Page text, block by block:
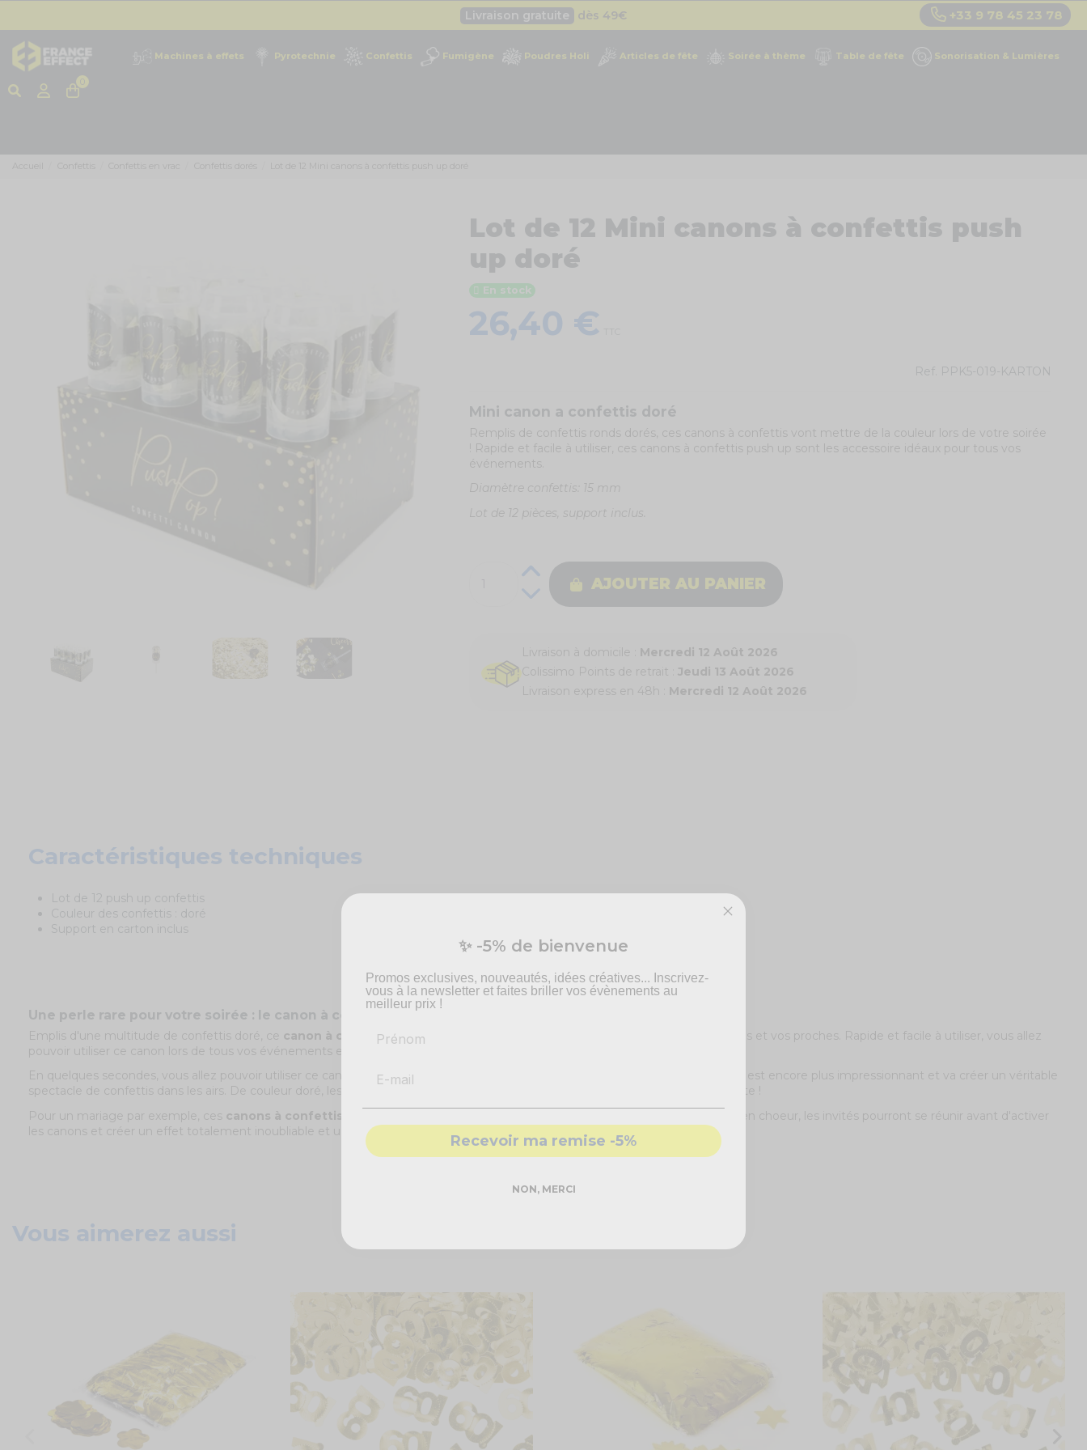
Livraison gratuite dès 49€
+33 9 78 45 23 78
Machines à effets Pyrotechnie Confettis Fumigène Poudres Holi Articles de fête Soirée à thème Table de fête Sonorisation & Lumières
Accueil Confettis Confettis en vrac Confettis dorés Lot de 12 Mini canons à confettis push up doré
Lot de 12 Mini canons à confettis push
up doré
En stock
26,40 €
Ref. PPK5-019-KARTON
Mini canon a confettis doré
Remplis de confettis ronds dorés, ces canons à confettis vont mettre de la couleur lors de votre soirée
! Rapide et facile à utiliser, ces canons à confettis push up sont les accessoire idéaux pour tous vos
événements.
Diamètre confettis: 15 mm
Lot de 12 pièces, support inclus.
AJOUTER AU PANIER
Livraison à domicile : Mercredi 12 Août 2026
Colissimo Points de retrait : Jeudi 13 Août 2026
Livraison express en 48h : Mercredi 12 Août 2026
Une perle rare pour votre soirée : le canon à confettis doré !
Emplis d'une multitude de confettis doré, ce canon à confettisva vous permettre d'en mettre plein les yeux à tous vos invités et vos proches. Rapide et facile à utiliser, vous allez
pouvoir utiliser ce canon lors de tous vos événements et créer un véritable effet de surprise qui ravira petits et grands !
En quelques secondes, vous allez pouvoir utiliser ce canon et propulser une dizaine de confettis. Grâce à son push up, ce canon est encore plus impressionnant et va créer un véritable
spectacle de confettis dans les airs. De couleur doré, les confettis pourront ensuite recouvrir le sol et créer une décoration inédite !
Pour un mariage par exemple, ces canons à confettis dorés
sont l'accessoire idéal lors du bal ou de la première danse. Tous en choeur, les invités pourront se réunir avant d'activer
les canons et créer un effet totalement inoubliable et unique !
Caractéristiques techniques
Lot de 12 push up confettis
Couleur des confettis : doré
Support en carton inclus
Vous aimerez aussi
✨ -5% de bienvenue
Promos exclusives, nouveautés, idées créatives... Inscrivez-
vous à la newsletter et faites briller vos évènements au
meilleur prix !
Prénom
Recevoir ma remise -5%
NON, MERCI